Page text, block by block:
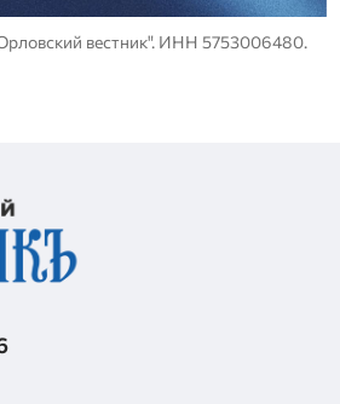
вестник". ИНН 5753006480.